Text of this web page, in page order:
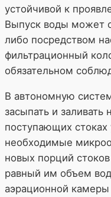
устойчивой к
Выпуск воды может
либо посредством
фильтрационный
обязательном
В автономную
засыпать и заливать
поступающих
необходимые
новых порций
равный им объем
аэрационной